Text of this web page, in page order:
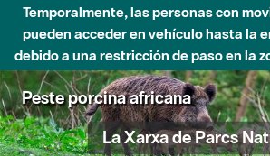
Temporalmente, las personas con
pueden acceder en vehículo hasta la
debido a una restricción de paso en la
Peste porcina africana
La Xarxa de Parcs